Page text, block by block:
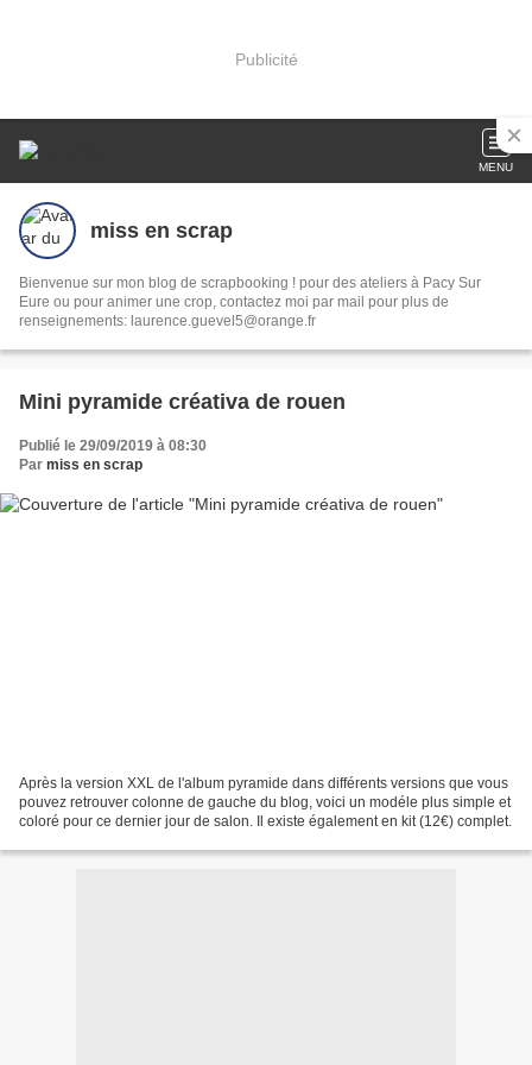
Publicité
MENU
miss en scrap
Bienvenue sur mon blog de scrapbooking ! pour des ateliers à Pacy Sur
Eure ou pour animer une crop, contactez moi par mail pour plus de
renseignements: laurence.guevel5@orange.fr
Mini pyramide créativa de rouen
Publié le 29/09/2019 à 08:30
Par miss en scrap
Après la version XXL de l'album pyramide dans différents versions que vous
pouvez retrouver colonne de gauche du blog, voici un modéle plus simple et
coloré pour ce dernier jour de salon. Il existe également en kit (12€) complet.